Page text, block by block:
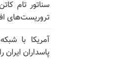
سناتور تام
تروریست‌های
آمریکا با
پاسداران ایران